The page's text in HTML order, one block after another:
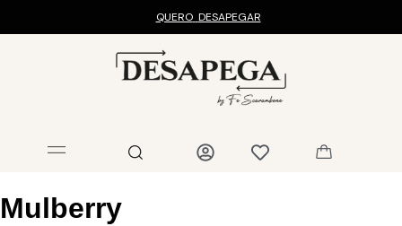
QUERO DESAPEGAR
Mulberry